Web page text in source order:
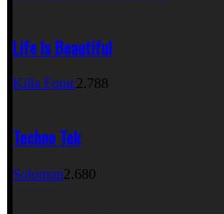
Life Is Beautiful
Killa Fonic2.788
Techno Tek
Solomun2.680